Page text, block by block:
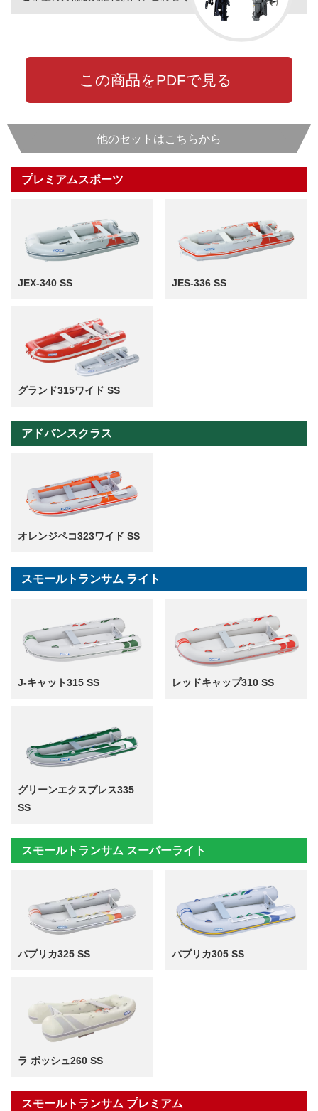
この商品をPDFで見る
他のセットはこちらから
プレミアムスポーツ
JEX-340 SS JES-336 SS
グランド315ワイド SS
アドバンスクラス
オレンジペコ323ワイド SS
スモールトランサム ライト
J-キャット315 SS レッドキャップ310 SS
グリーンエクスプレス335
SS
スモールトランサム スーパーライト
パプリカ325 SS パプリカ305 SS
ラ ポッシュ260 SS
スモールトランサム プレミアム